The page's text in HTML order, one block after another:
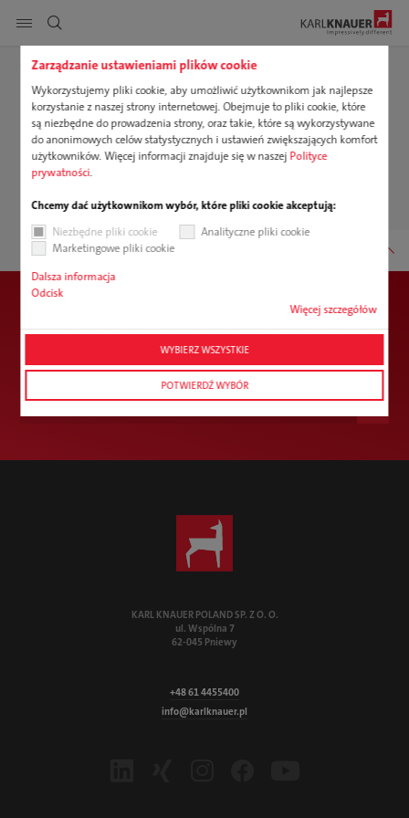
Zarządzanie ustawieniami plików cookie
Wykorzystujemy pliki cookie, aby umożliwić użytkownikom jak najlepsze
korzystanie z naszej strony internetowej. Obejmuje to pliki cookie, które
są niezbędne do prowadzenia strony, oraz takie, które są wykorzystywane
do anonimowych celów statystycznych i ustawień zwiększających komfort
użytkowników. Więcej informacji znajduje się w naszej Polityce
prywatności.
Chcemy dać użytkownikom wybór, które pliki cookie akceptują:
Niezbędne pliki cookie
Analityczne pliki cookie
Marketingowe pliki cookie
Dalsza informacja
Odcisk
Więcej szczegółów
WYBIERZ WSZYSTKIE
POTWIERDŹ WYBÓR
Pokaż nawigację strony
Szukaj
Produkty
Usługi
Zrównoważony rozwój
Kariera
Firma
Do pobrania
DE EN PL
Zapytania Dziękuję
Dziękujemy za zapytanie
lara.armbruster@karlknauer.de
Newsletter: chcesz wiedzieć co w trawie piszczy
KARL KNAUER POLAND SP. Z O. O.
ul. Wspólna 7
62-045 Pniewy
+48 61 4455400
info@karlknauer.pl